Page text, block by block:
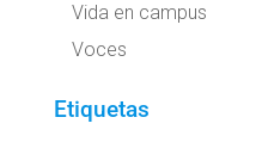
Vida en campus
Voces
Etiquetas